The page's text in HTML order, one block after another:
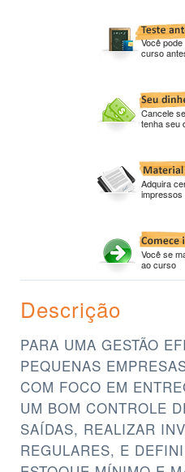
Você
curso
Cancele
tenha seu
Adquira
Você se
ao curso
Descrição
PARA UMA GESTÃO
PEQUENAS
COM FOCO EM
UM BOM CONTROLE
SAÍDAS, REALIZAR
REGULARES, E